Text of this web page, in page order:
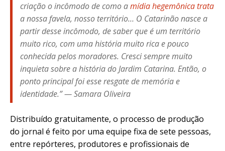
criação o incômodo de como amídia hegemônica trata
a nossa favela, nosso território… O Catarinãonasce a
partir desse incômodo, de saber que é um território
muito rico, com uma história muito rica e pouco
conhecida pelos moradores. Cresci sempre muito
inquieta sobre a história do Jardim Catarina. Então, o
ponto principal foi esse resgate de memória e
identidade.” — Samara Oliveira
Distribuído gratuitamente, o processo de produção
do jornal é feito por uma equipe fixa de sete pessoas,
entre repórteres, produtores e profissionais de